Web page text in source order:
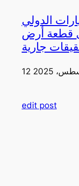
الدولي
قطعة أرض
جارية
2025
edit post